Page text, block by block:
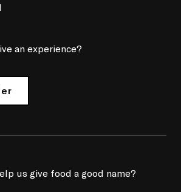
an experience?
us give food a good name?